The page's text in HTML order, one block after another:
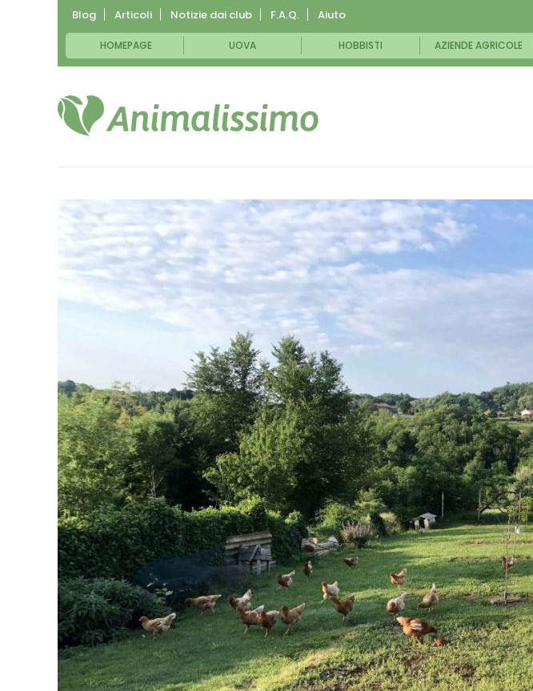
Blog Articoli Notizie dai club F.A.Q. Aiuto
HOMEPAGE UOVA HOBBISTI AZIENDE AGRICOLE